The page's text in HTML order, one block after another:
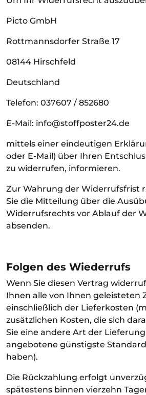
Picto GmbH
Rottmannsdorfer Straße 17
08144 Hirschfeld
Deutschland
Telefon: 037607 / 852680
E-Mail: info@stoffposter24.de
mittels einer eindeutigen
oder E-Mail) über Ihren
zu widerrufen, informieren.
Zur Wahrung der Widerrufsfrist
Sie die Mitteilung über die
Widerrufsrechts vor Ablauf der
absenden.
Folgen des Wiederrufs
Wenn Sie diesen Vertrag
Ihnen alle von Ihnen geleisteten
einschließlich der Lieferkosten
zusätzlichen Kosten, die sich
Sie eine andere Art der
angebotene günstigste
haben).
Die Rückzahlung erfolgt
spätestens binnen vierzehn